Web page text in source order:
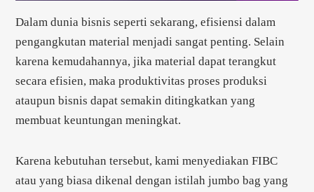
Dalam dunia bisnis seperti sekarang, efisiensi dalam
pengangkutan material menjadi sangat penting. Selain
karena kemudahannya, jika material dapat terangkut
secara efisien, maka produktivitas proses produksi
ataupun bisnis dapat semakin ditingkatkan yang
membuat keuntungan meningkat.
Karena kebutuhan tersebut, kami menyediakan FIBC
atau yang biasa dikenal dengan istilah jumbo bag yang